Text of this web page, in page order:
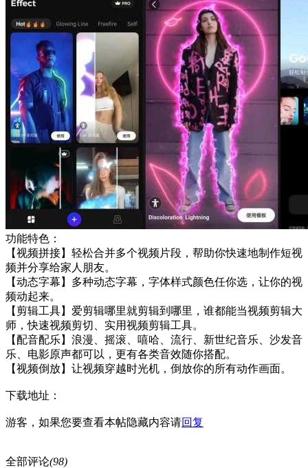
功能特色：
【视频拼接】轻松合并多个视频片段，帮助你快速地制作短视
频并分享给家人朋友。
【动态字幕】多种动态字幕，字体样式颜色任你选，让你的视
频动起来。
【剪辑工具】爱剪辑哪里就剪辑到哪里，谁都能当视频剪辑大
师，快速视频剪切、实用视频剪辑工具。
【配音配乐】浪漫、摇滚、嘻哈、流行、新世纪音乐、沙发音
乐、电影原声都可以，更有各类音效随你搭配。
【视频倒放】让视频穿越时光机，倒放你的所有动作画面。
下载地址：
游客，如果您要查看本帖隐藏内容请回复
全部评论(98)